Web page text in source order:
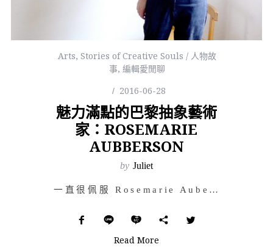
Arts,Stories of Creative Souls / 人物故
事,編輯愛閒聊
2016-06-28
魅力滿點的巴黎抽象藝術
家：ROSEMARIE
AUBBERSON
by Juliet
一直很佩服 Rosemarie Auberson 的平面作品，雖然拼貼已經有無數的人做過了，但她還是…
Read More